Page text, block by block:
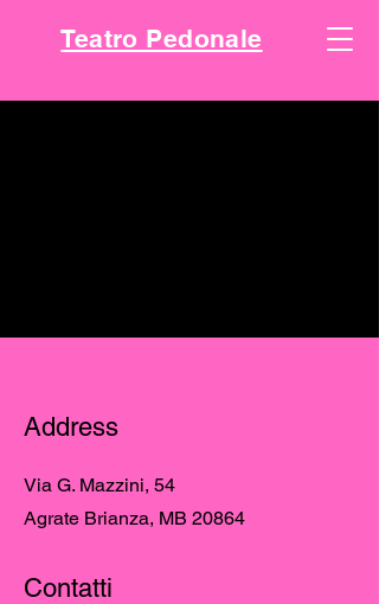
Teatro Pedonale
Address
Via G. Mazzini, 54
Agrate Brianza, MB 20864
Contatti